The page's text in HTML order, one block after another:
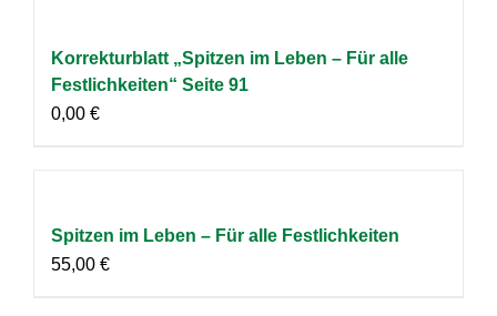
Korrekturblatt „Spitzen im Leben – Für alle
Festlichkeiten“ Seite 91
0,00 €
Spitzen im Leben – Für alle Festlichkeiten
55,00 €